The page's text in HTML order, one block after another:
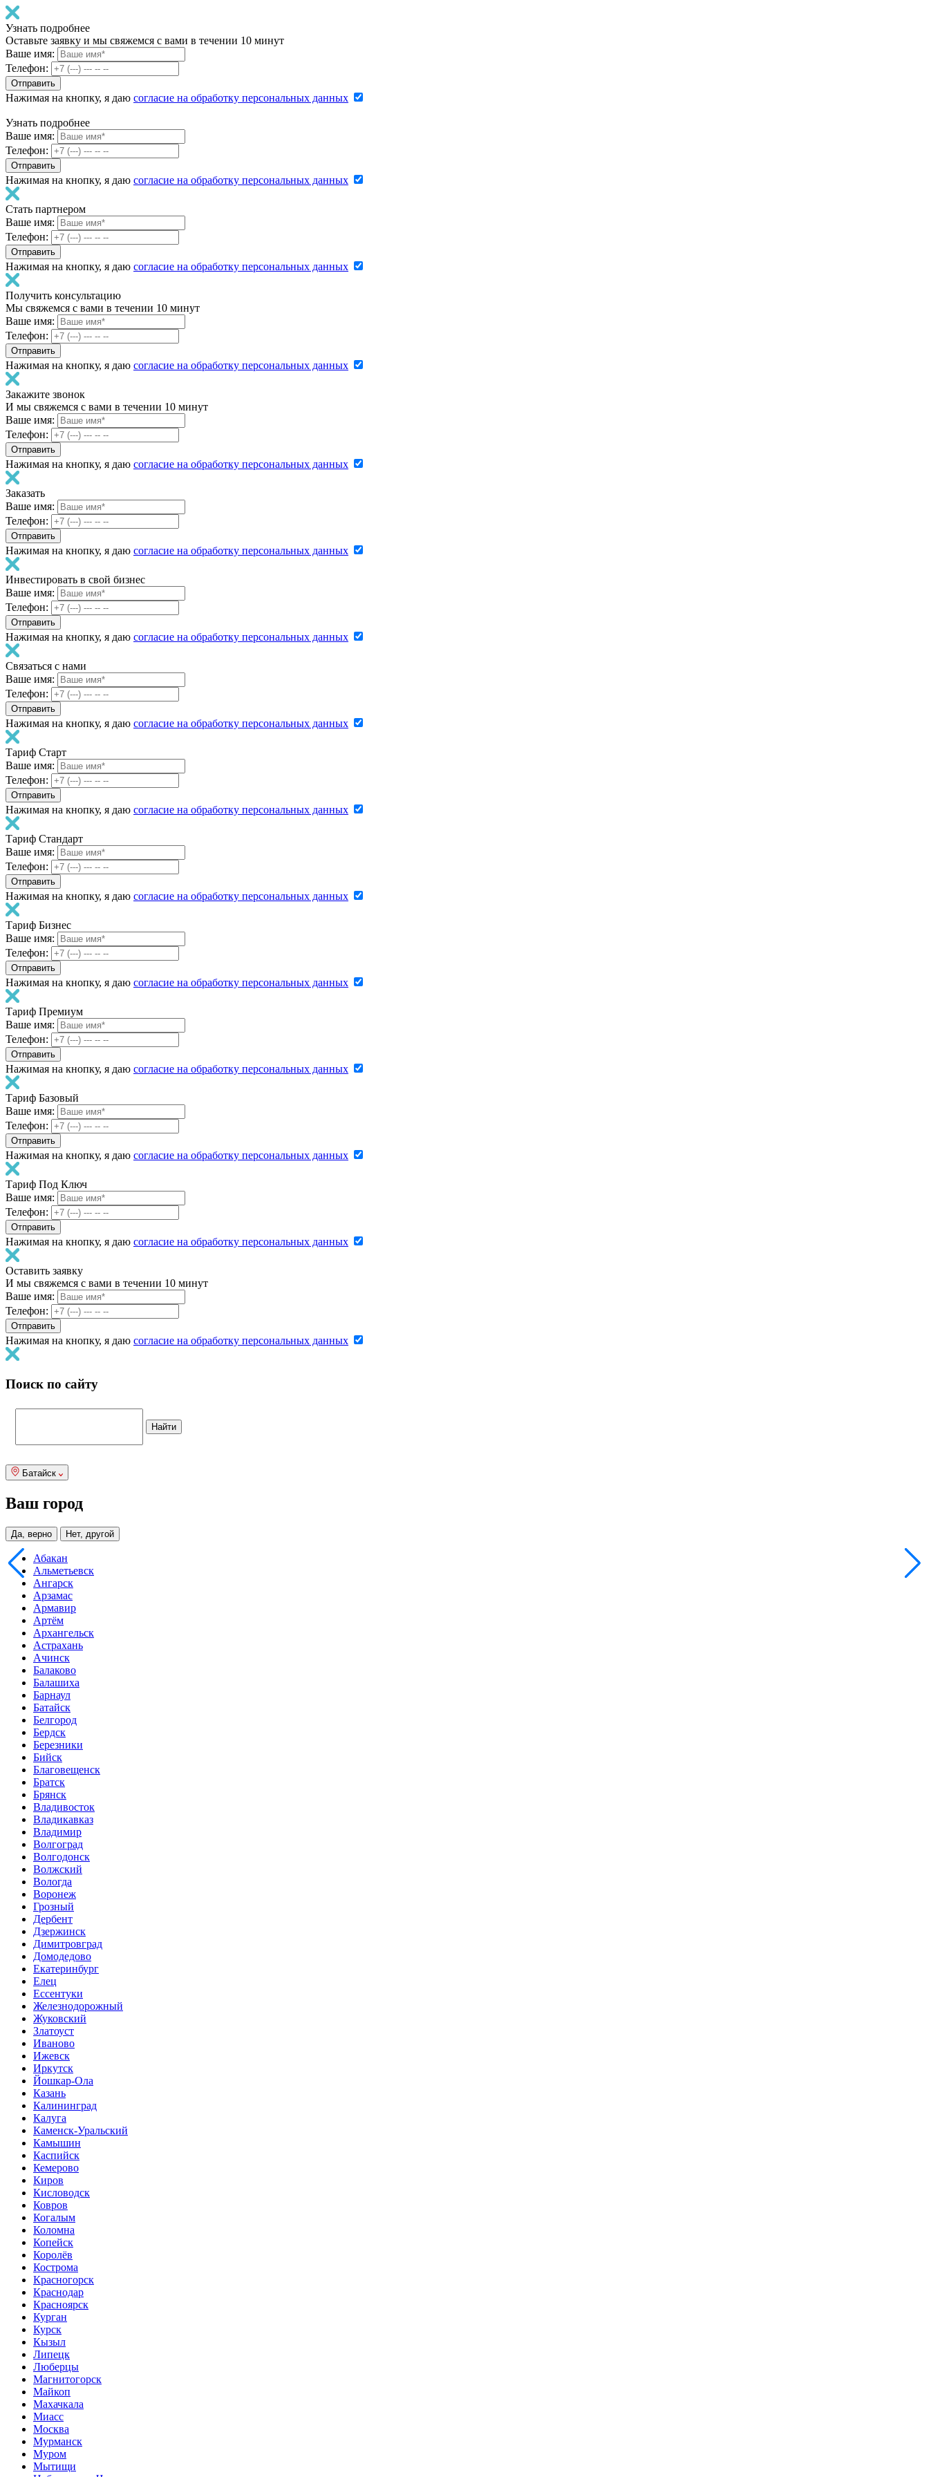
Узнать подробнее
Оставьте заявку и мы свяжемся с вами в течении 10 минут
Ваше имя:
Телефон:
Нажимая на кнопку, я даю согласие на обработку персональных данных
Узнать подробнее
Ваше имя:
Телефон:
Нажимая на кнопку, я даю согласие на обработку персональных данных
Стать партнером
Ваше имя:
Телефон:
Нажимая на кнопку, я даю согласие на обработку персональных данных
Получить консультацию
Мы свяжемся с вами в течении 10 минут
Ваше имя:
Телефон:
Нажимая на кнопку, я даю согласие на обработку персональных данных
Закажите звонок
И мы свяжемся с вами в течении 10 минут
Ваше имя:
Телефон:
Нажимая на кнопку, я даю согласие на обработку персональных данных
Заказать
Ваше имя:
Телефон:
Нажимая на кнопку, я даю согласие на обработку персональных данных
Инвестировать в свой бизнес
Ваше имя:
Телефон:
Нажимая на кнопку, я даю согласие на обработку персональных данных
Связаться с нами
Ваше имя:
Телефон:
Нажимая на кнопку, я даю согласие на обработку персональных данных
Тариф Старт
Ваше имя:
Телефон:
Нажимая на кнопку, я даю согласие на обработку персональных данных
Тариф Стандарт
Ваше имя:
Телефон:
Нажимая на кнопку, я даю согласие на обработку персональных данных
Тариф Бизнес
Ваше имя:
Телефон:
Нажимая на кнопку, я даю согласие на обработку персональных данных
Тариф Премиум
Ваше имя:
Телефон:
Нажимая на кнопку, я даю согласие на обработку персональных данных
Тариф Базовый
Ваше имя:
Телефон:
Нажимая на кнопку, я даю согласие на обработку персональных данных
Тариф Под Ключ
Ваше имя:
Телефон:
Нажимая на кнопку, я даю согласие на обработку персональных данных
Оставить заявку
И мы свяжемся с вами в течении 10 минут
Ваше имя:
Телефон:
Нажимая на кнопку, я даю согласие на обработку персональных данных
Поиск по сайту
Батайск
Ваш город
Да, верно Нет, другой
Абакан
Альметьевск
Ангарск
Арзамас
Армавир
Артём
Архангельск
Астрахань
Ачинск
Балаково
Балашиха
Барнаул
Батайск
Белгород
Бердск
Березники
Бийск
Благовещенск
Братск
Брянск
Владивосток
Владикавказ
Владимир
Волгоград
Волгодонск
Волжский
Вологда
Воронеж
Грозный
Дербент
Дзержинск
Димитровград
Домодедово
Екатеринбург
Елец
Ессентуки
Железнодорожный
Жуковский
Златоуст
Иваново
Ижевск
Иркутск
Йошкар-Ола
Казань
Калининград
Калуга
Каменск-Уральский
Камышин
Каспийск
Кемерово
Киров
Кисловодск
Ковров
Когалым
Коломна
Копейск
Королёв
Кострома
Красногорск
Краснодар
Красноярск
Курган
Курск
Кызыл
Липецк
Люберцы
Магнитогорск
Майкоп
Махачкала
Миасс
Москва
Мурманск
Муром
Мытищи